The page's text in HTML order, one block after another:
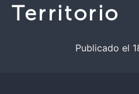
Territorio
Publicado el